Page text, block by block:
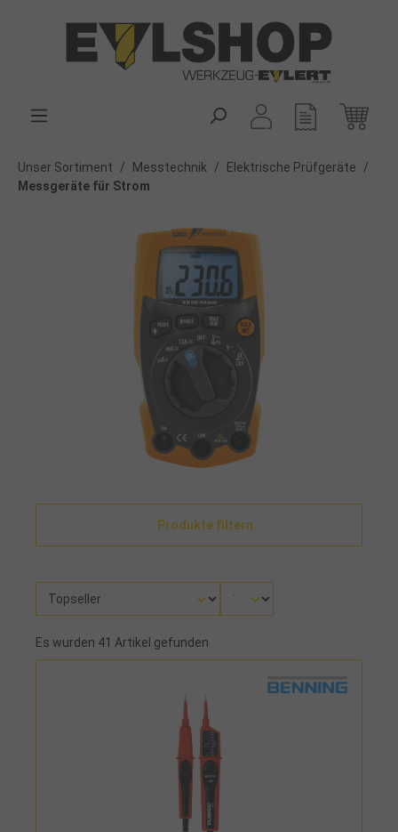
Unser Sortiment / Messtechnik / Elektrische Prüfgeräte
/
Messgeräte für Strom
Produkte filtern
Es wurden 41 Artikel gefunden